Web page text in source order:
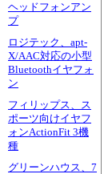
ヘッドフォンアン
プ
ロジテック、apt-
X/AAC対応の小型
Bluetoothイヤフォ
ン
フィリップス、ス
ポーツ向けイヤフ
ォンActionFit 3機
種
グリーンハウス、7